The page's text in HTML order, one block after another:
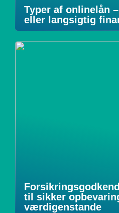
Typer af onlinelån
eller langsigtig
til sikker
værdigenstande